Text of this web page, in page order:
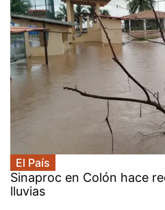
El País
Sinaproc en Colón hace
lluvias